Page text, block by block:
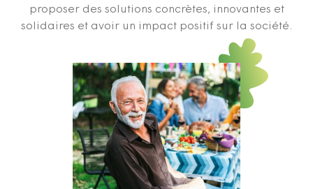
proposer des solutions concrètes, innovantes et
solidaires et avoir un impact positif sur la société.